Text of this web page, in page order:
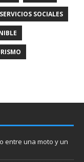
SERVICIOS SOCIALES
entre una moto y un